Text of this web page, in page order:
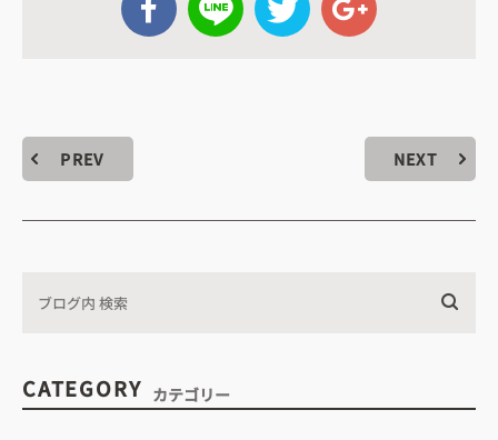
診療時間
について
WEB予約はこちら
PREV NEXT
CATEGORY カテゴリー